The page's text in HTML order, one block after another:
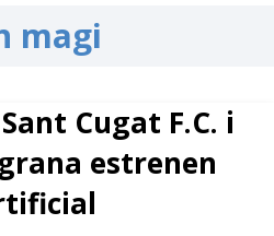
magi
Cugat F.C. i
estrenen